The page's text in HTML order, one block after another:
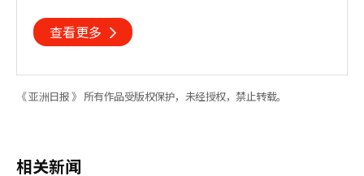
查看更多
《 亚洲日报 》 所有作品受版权保护，未经授权，禁止转载。
相关新闻